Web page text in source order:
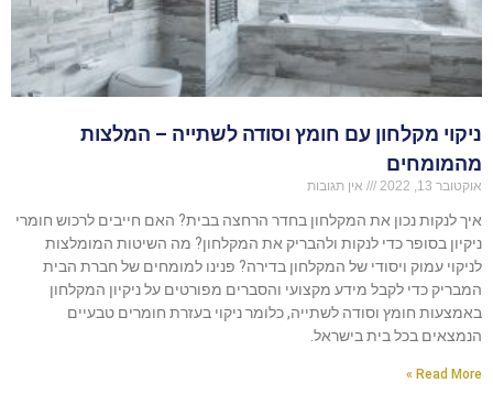
ניקוי מקלחון עם חומץ וסודה לשתייה – המלצות
מהמומחים
אוקטובר 13, 2022 אין תגובות
איך לנקות נכון את המקלחון בחדר הרחצה בבית? האם חייבים לרכוש חומרי
ניקיון בסופר כדי לנקות ולהבריק את המקלחון? מה השיטות המומלצות
לניקוי עמוק ויסודי של המקלחון בדירה? פנינו למומחים של חברת הבית
המבריק כדי לקבל מידע מקצועי והסברים מפורטים על ניקיון המקלחון
באמצעות חומץ וסודה לשתייה, כלומר ניקוי בעזרת חומרים טבעיים
הנמצאים בכל בית בישראל.
Read More »